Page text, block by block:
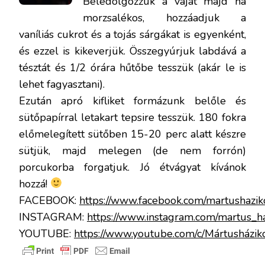
morzsalékos, hozzáadjuk a
vaníliás cukrot és a tojás sárgákat is egyenként,
és ezzel is kikeverjük. Összegyúrjuk labdává a
tésztát és 1/2 órára hűtőbe tesszük (akár le is
lehet fagyasztani).
Ezután apró kifliket formázunk belőle és
sütőpapírral letakart tepsire tesszük. 180 fokra
előmelegített sütőben 15-20 perc alatt készre
sütjük, majd melegen (de nem forrón)
porcukorba forgatjuk. Jó étvágyat kívánok
hozzá!
FACEBOOK: https://www.facebook.com/
INSTAGRAM: https://www.instagram.com/
YOUTUBE: https://www.youtube.com/c/